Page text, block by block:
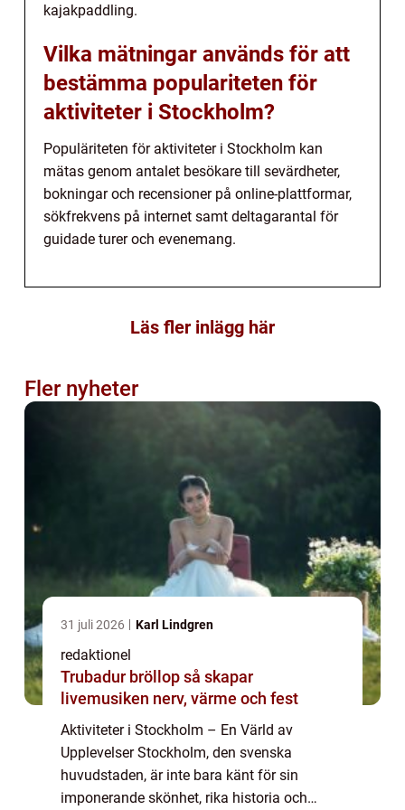
kajakpaddling.
Vilka mätningar används för att
bestämma populariteten för
aktiviteter i Stockholm?
Populäriteten för aktiviteter i Stockholm kan
mätas genom antalet besökare till sevärdheter,
bokningar och recensioner på online-plattformar,
sökfrekvens på internet samt deltagarantal för
guidade turer och evenemang.
Läs fler inlägg här
Fler nyheter
31 juli 2026 Karl Lindgren
redaktionel
Trubadur bröllop så skapar
livemusiken nerv, värme och fest
Aktiviteter i Stockholm – En Värld av
Upplevelser Stockholm, den svenska
huvudstaden, är inte bara känt för sin
imponerande skönhet, rika historia och